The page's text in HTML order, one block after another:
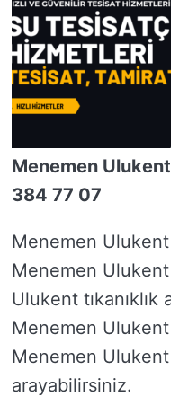
Menemen
384 77 07
Menemen Ulukent
Menemen
Ulukent
Menemen
Menemen
arayabilirsiniz.